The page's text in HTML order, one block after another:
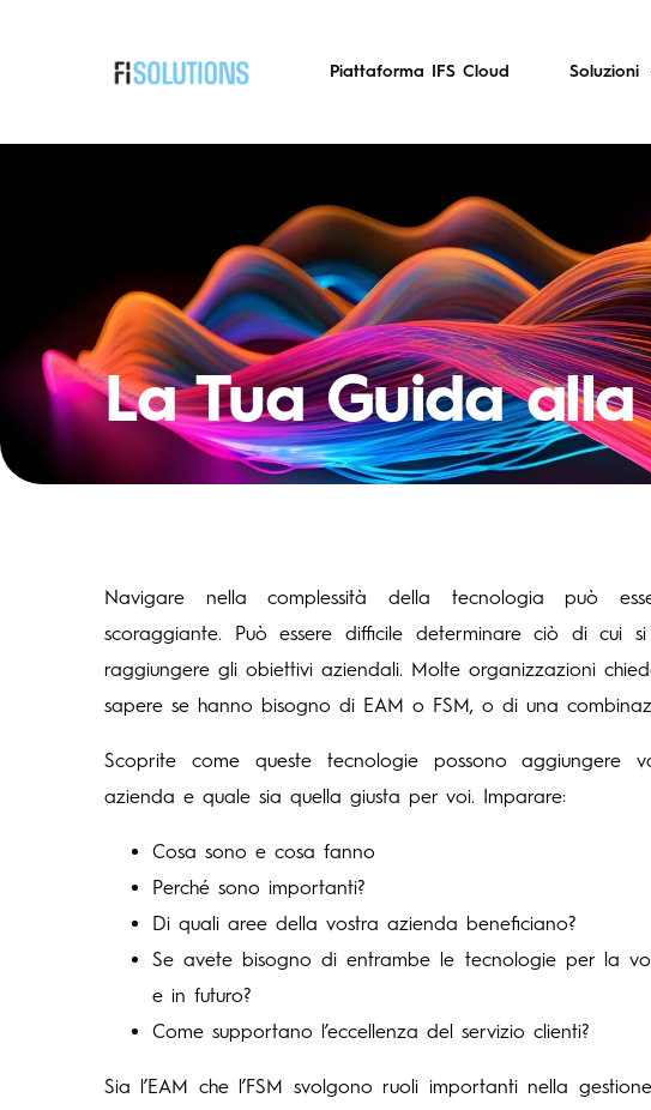
Piattaforma IFS Cloud Soluzioni
La Tua Guida
Navigare nella complessità della tecnologia può
scoraggiante. Può essere difficile determinare ciò di cui
raggiungere gli obiettivi aziendali. Molte organizzazioni
sapere se hanno bisogno di EAM o FSM, o di una
Scoprite come queste tecnologie possono aggiungere
azienda e quale sia quella giusta per voi. Imparare:
Cosa sono e cosa fanno
Perché sono importanti?
Di quali aree della vostra azienda beneficiano?
Se avete bisogno di entrambe le tecnologie per la
e in futuro?
Come supportano l’eccellenza del servizio clienti?
Sia l’EAM che l’FSM svolgono ruoli importanti nella